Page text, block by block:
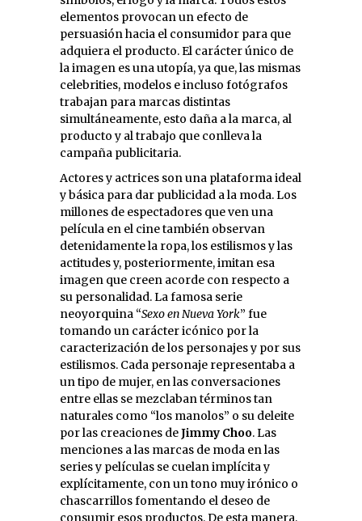
elementos provocan un efecto de
persuasión hacia el consumidor para que
adquiera el producto. El carácter único de
la imagen es una utopía, ya que, las mismas
celebrities, modelos e incluso fotógrafos
trabajan para marcas distintas
simultáneamente, esto daña a la marca, al
producto y al trabajo que conlleva la
campaña publicitaria.
Actores y actrices son una plataforma ideal
y básica para dar publicidad a la moda. Los
millones de espectadores que ven una
película en el cine también observan
detenidamente la ropa, los estilismos y las
actitudes y, posteriormente, imitan esa
imagen que creen acorde con respecto a
su personalidad. La famosa serie
neoyorquina “Sexo en Nueva York” fue
tomando un carácter icónico por la
caracterización de los personajes y por sus
estilismos. Cada personaje representaba a
un tipo de mujer, en las conversaciones
entre ellas se mezclaban términos tan
naturales como “los manolos” o su deleite
por las creaciones deJimmy Choo. Las
menciones a las marcas de moda en las
series y películas se cuelan implícita y
explícitamente, con un tono muy irónico o
chascarrillos fomentando el deseo de
consumir esos productos. De esta manera,